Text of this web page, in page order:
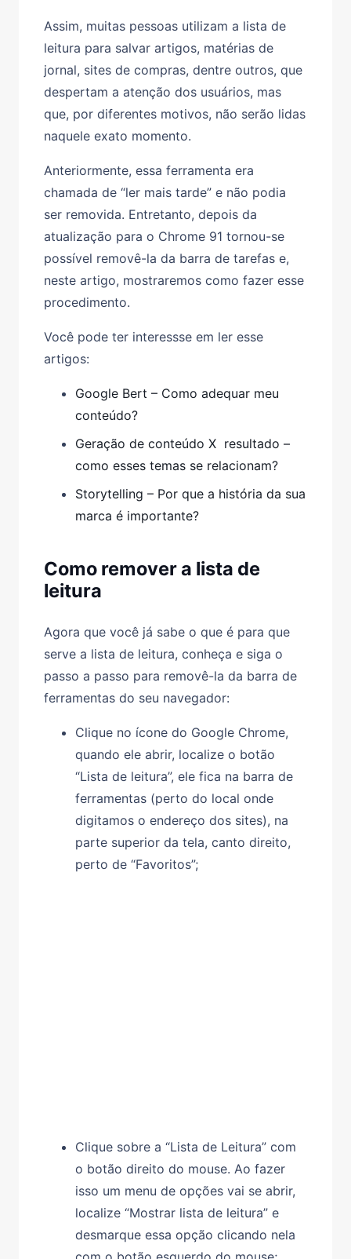
Assim, muitas pessoas utilizam a lista de
leitura para salvar artigos, matérias de
jornal, sites de compras, dentre outros, que
despertam a atenção dos usuários, mas
que, por diferentes motivos, não serão lidas
naquele exato momento.
Anteriormente, essa ferramenta era
chamada de “ler mais tarde” e não podia
ser removida. Entretanto, depois da
atualização para o Chrome 91 tornou-se
possível removê-la da barra de tarefas e,
neste artigo, mostraremos como fazer esse
procedimento.
Você pode ter interessse em ler esse
artigos:
Google Bert – Como adequar meu
conteúdo?
Geração de conteúdo X resultado –
como esses temas se relacionam?
Storytelling – Por que a história da sua
marca é importante?
Como remover a lista de
leitura
Agora que você já sabe o que é para que
serve a lista de leitura, conheça e siga o
passo a passo para removê-la da barra de
ferramentas do seu navegador:
Clique no ícone do Google Chrome,
quando ele abrir, localize o botão
“Lista de leitura”, ele fica na barra de
ferramentas (perto do local onde
digitamos o endereço dos sites), na
parte superior da tela, canto direito,
perto de “Favoritos”;
Clique sobre a “Lista de Leitura” com
o botão direito do mouse. Ao fazer
isso um menu de opções vai se abrir,
localize “Mostrar lista de leitura” e
desmarque essa opção clicando nela